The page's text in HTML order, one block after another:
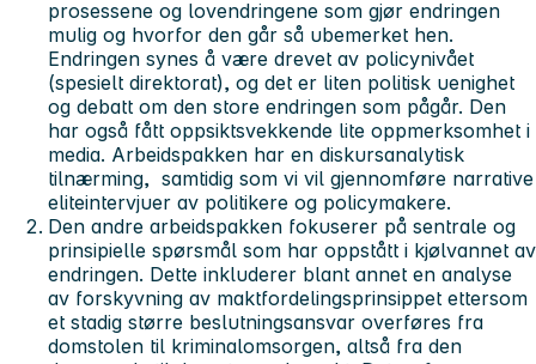
prosessene og lovendringene som gjør endringen
mulig og hvorfor den går så ubemerket hen.
Endringen synes å være drevet av policynivået
(spesielt direktorat), og det er liten politisk uenighet
og debatt om den store endringen som pågår. Den
har også fått oppsiktsvekkende lite oppmerksomhet i
media. Arbeidspakken har en diskursanalytisk
tilnærming, samtidig som vi vil gjennomføre narrative
eliteintervjuer av politikere og policymakere.
Den andre arbeidspakken fokuserer på sentrale og
prinsipielle spørsmål som har oppstått i kjølvannet av
endringen. Dette inkluderer blant annet en analyse
av forskyvning av maktfordelingsprinsippet ettersom
et stadig større beslutningsansvar overføres fra
domstolen til kriminalomsorgen, altså fra den